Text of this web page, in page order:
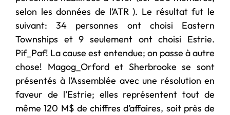
selon les données de l’ATR ). Le résultat fut le
suivant: 34 personnes ont choisi Eastern
Townships et 9 seulement ont choisi Estrie.
Pif_Paf! La cause est entendue; on passe à autre
chose! Magog_Orford et Sherbrooke se sont
présentés à l’Assemblée avec une résolution en
faveur de l’Estrie; elles représentent tout de
même 120 M$ de chiffres d’affaires, soit près de